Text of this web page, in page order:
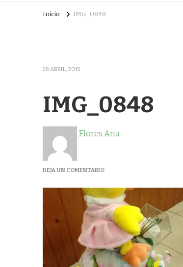
Inicio IMG_0848
28 ABRIL, 2015
IMG_0848
Flores Ana
DEJA UN COMENTARIOEN